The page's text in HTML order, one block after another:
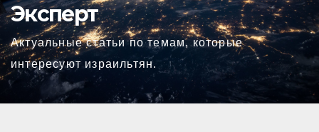
Эксперт
Актуальные статьи по темам, которые
интересуют израильтян.